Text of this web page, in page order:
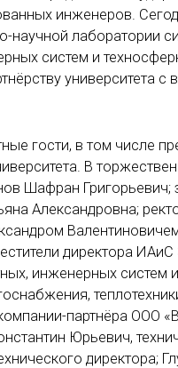
инженеров.
научной лаборатории
систем и
университета
гости, в том числе
В
Шафран Григорьевич;
Александровна;
директора
инженерных
партнёра ООО
Юрьевич,
директора;